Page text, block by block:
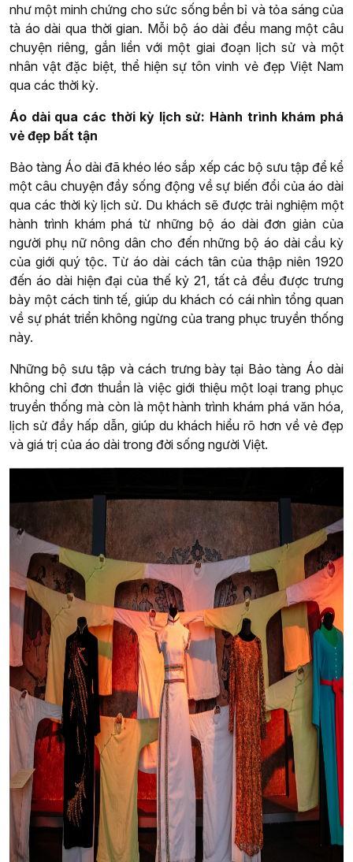
như một minh chứng cho sức sống bền bỉ và tỏa sáng của
tà áo dài qua thời gian. Mỗi bộ áo dài đều mang một câu
chuyện riêng, gắn liền với một giai đoạn lịch sử và một
nhân vật đặc biệt, thể hiện sự tôn vinh vẻ đẹp Việt Nam
qua các thời kỳ.
Áo dài qua các thời kỳ lịch sử: Hành trình khám phá
vẻ đẹp bất tận
Bảo tàng Áo dài đã khéo léo sắp xếp các bộ sưu tập để kể
một câu chuyện đầy sống động về sự biến đổi của áo dài
qua các thời kỳ lịch sử. Du khách sẽ được trải nghiệm một
hành trình khám phá từ những bộ áo dài đơn giản của
người phụ nữ nông dân cho đến những bộ áo dài cầu kỳ
của giới quý tộc. Từ áo dài cách tân của thập niên 1920
đến áo dài hiện đại của thế kỷ 21, tất cả đều được trưng
bày một cách tinh tế, giúp du khách có cái nhìn tổng quan
về sự phát triển không ngừng của trang phục truyền thống
này.
Những bộ sưu tập và cách trưng bày tại Bảo tàng Áo dài
không chỉ đơn thuần là việc giới thiệu một loại trang phục
truyền thống mà còn là một hành trình khám phá văn hóa,
lịch sử đầy hấp dẫn, giúp du khách hiểu rõ hơn về vẻ đẹp
và giá trị của áo dài trong đời sống người Việt.